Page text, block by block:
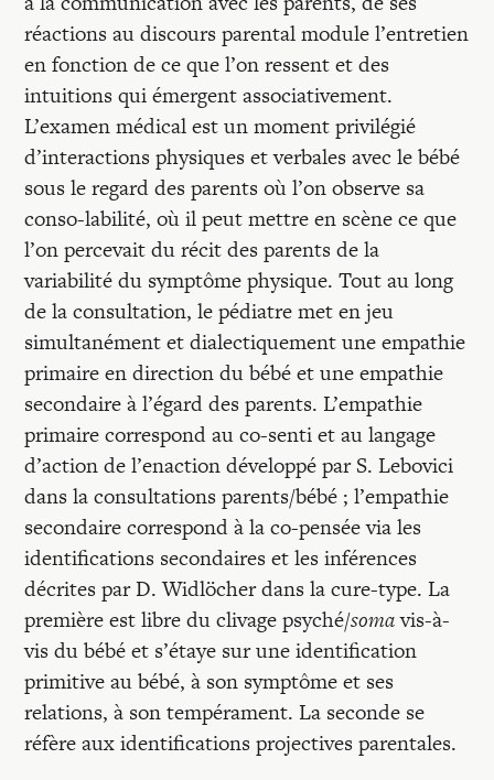
réactions au discours parental module l’entretien
en fonction de ce que l’on ressent et des
intuitions qui émergent associativement.
L’examen médical est un moment privilégié
d’interactions physiques et verbales avec le bébé
sous le regard des parents où l’on observe sa
conso-labilité, où il peut mettre en scène ce que
l’on percevait du récit des parents de la
variabilité du symptôme physique. Tout au long
de la consultation, le pédiatre met en jeu
simultanément et dialectiquement une empathie
primaire en direction du bébé et une empathie
secondaire à l’égard des parents. L’empathie
primaire correspond au co-senti et au langage
d’action de l’enaction développé par S. Lebovici
dans la consultations parents/bébé ; l’empathie
secondaire correspond à la co-pensée via les
identifications secondaires et les inférences
décrites par D. Widlöcher dans la cure-type. La
première est libre du clivage psyché/somavis-à-
vis du bébé et s’étaye sur une identification
primitive au bébé, à son symptôme et ses
relations, à son tempérament. La seconde se
réfère aux identifications projectives parentales.